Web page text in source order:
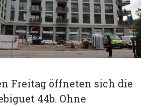
Freitag öffneten sich die
44b. Ohne